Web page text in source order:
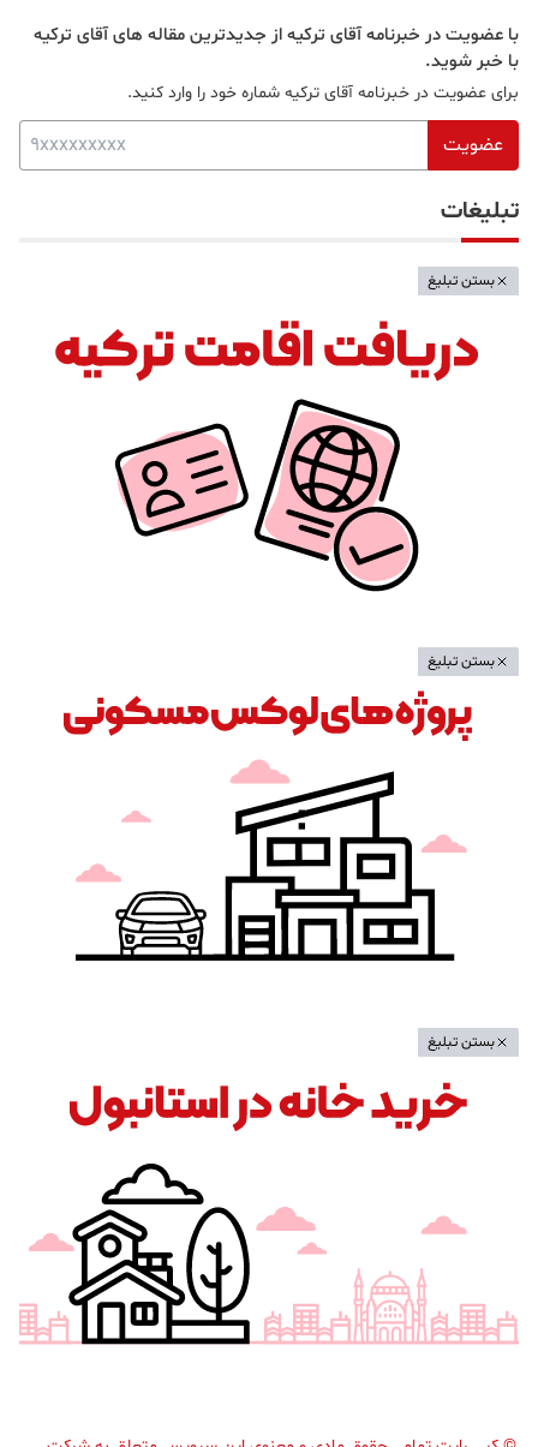
با عضویت در خبرنامه آقای ترکیه از جدیدترین مقاله های آقای ترکیه
با خبر شوید.
برای عضویت در خبرنامه آقای ترکیه شماره خود را وارد کنید.
عضویت
تبلیغات
بستن تبلیغ
بستن تبلیغ
بستن تبلیغ